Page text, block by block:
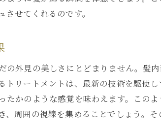
せてくれるのです。
の外見の美しさにとどまりません。髪
リートメントは、最新の技術を駆使
たかのような感覚を味わえます。この
周囲の視線を集めることでしょう。